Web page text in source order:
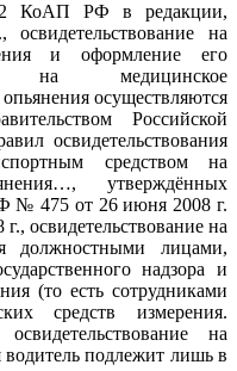
КоАП РФ в редакции,
на
и оформление его
на медицинское
осуществляются
Российской
освидетельствования
средством на
утверждённых
№ 475 от 26 июня 2008 г.
освидетельствование на
должностными лицами,
надзора и
(то есть сотрудниками
средств измерения.
на
водитель подлежит лишь в